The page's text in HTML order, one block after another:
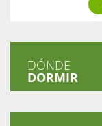
DÓNDE
DORMIR